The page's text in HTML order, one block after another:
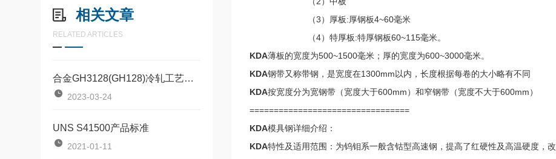
相关文章
RELATED ARTICLES
合金GH3128(GH128)冷轧工艺有哪些标准？
2023-03-24
UNS S41500产品标准
2021-01-11
（3）厚板:厚钢板4~60毫米
（4）特厚板:特厚钢板60~115毫米。
KDA薄板的宽度为500~1500毫米；厚的宽度为600~3000毫米。
KDA钢带又称带钢，是宽度在1300mm以内，长度根据每卷的大小略有不同
KDA按宽度分为宽钢带（宽度大于600mm）和窄钢带（宽度不大于600mm）
=================================
KDA模具钢详细介绍：
KDA特性及适用范围：为钨钼系一般含钴型高速钢，提高了红硬性及高温硬度，